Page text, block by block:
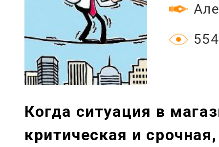
Когда ситуация в
критическая и